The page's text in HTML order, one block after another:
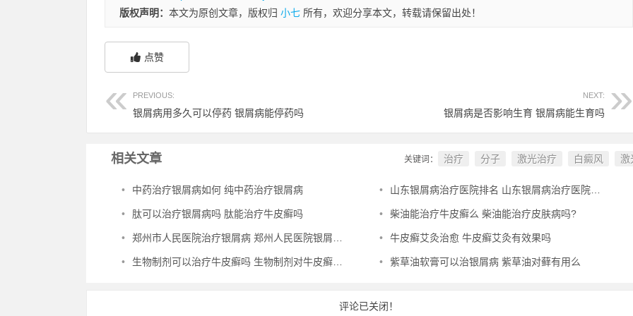
版权声明： 本文为原创文章，版权归 小七 所有，欢迎分享本文，转载请保留出处！
点赞
PREVIOUS:
银屑病用多久可以停药 银屑病能停药吗
NEXT:
银屑病是否影响生育 银屑病能生育吗
相关文章 关键词： 治疗 分子 激光治疗 白癜风 激
• 中药治疗银屑病如何 纯中药治疗银屑病 • 山东银屑病治疗医院排名 山东银屑病治疗医院排名榜
• 肽可以治疗银屑病吗 肽能治疗牛皮癣吗 • 柴油能治疗牛皮癣么 柴油能治疗皮肤病吗?
• 郑州市人民医院治疗银屑病 郑州人民医院银屑病专家 • 牛皮癣艾灸治愈 牛皮癣艾灸有效果吗
• 生物制剂可以治疗牛皮癣吗 生物制剂对牛皮癣管用吗 • 紫草油软膏可以治银屑病 紫草油对藓有用么
评论已关闭！